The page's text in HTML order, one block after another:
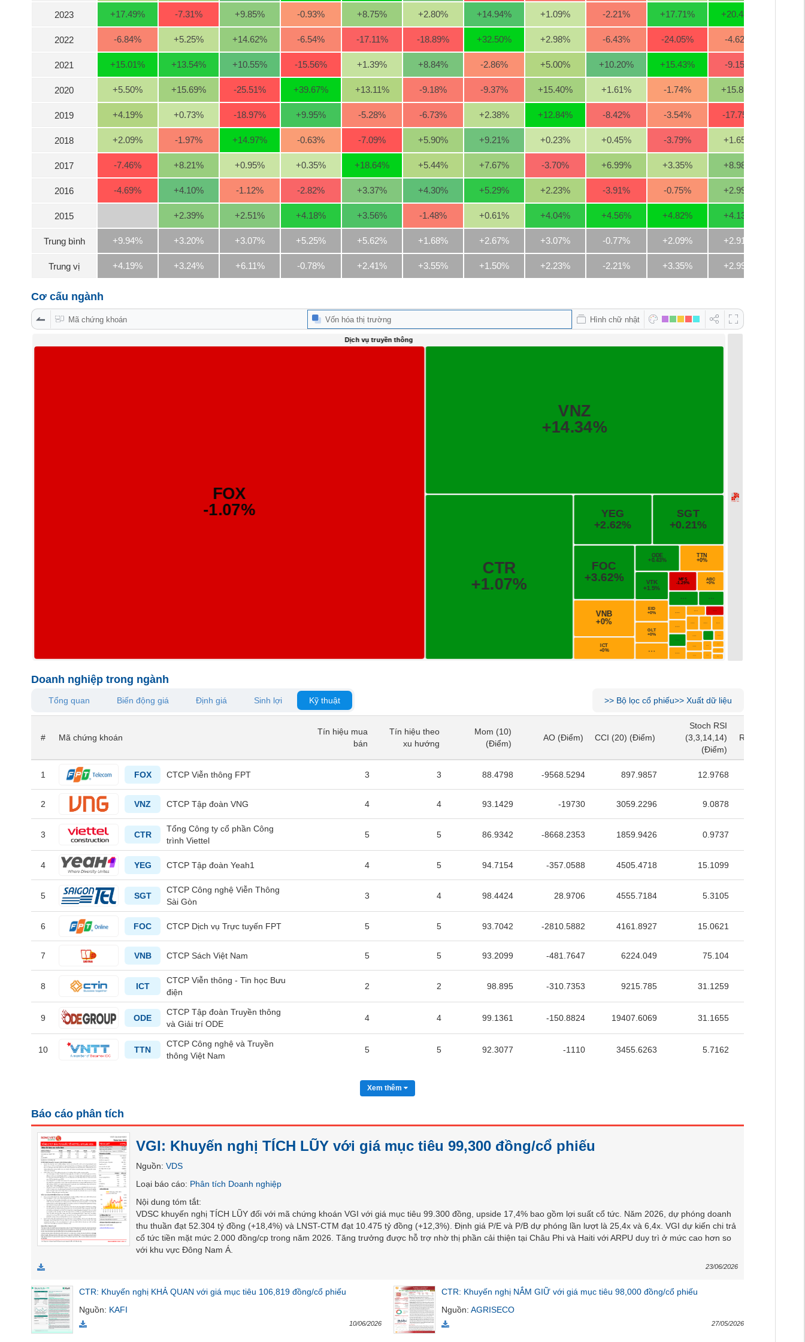
2023
2022
2021
2020
2019
2018
2017
2016
2015
Trung bình
Trung vị
+17.49% -7.31% +9.85% -0.93% +8.75% +2.80% +14.94% +1.09% -2.21% +17.71% +20.48
-6.84% +5.25% +14.62% -6.54% -17.11% -18.89% +32.50% +2.98% -6.43% -24.05% -4.62
+15.01% +13.54% +10.55% -15.56% +1.39% +8.84% -2.86% +5.00% +10.20% +15.43% -9.15
+5.50% +15.69% -25.51% +39.67% +13.11% -9.18% -9.37% +15.40% +1.61% -1.74% +15.86
+4.19% +0.73% -18.97% +9.95% -5.28% -6.73% +2.38% +12.84% -8.42% -3.54% -17.75
+2.09% -1.97% +14.97% -0.63% -7.09% +5.90% +9.21% +0.23% +0.45% -3.79% +1.65
-7.46% +8.21% +0.95% +0.35% +18.64% +5.44% +7.67% -3.70% +6.99% +3.35% +8.98
-4.69% +4.10% -1.12% -2.82% +3.37% +4.30% +5.29% +2.23% -3.91% -0.75% +2.99
+2.39% +2.51% +4.18% +3.56% -1.48% +0.61% +4.04% +4.56% +4.82% +4.13
+9.94% +3.20% +3.07% +5.25% +5.62% +1.68% +2.67% +3.07% -0.77% +2.09% +2.91%
+4.19% +3.24% +6.11% -0.78% +2.41% +3.55% +1.50% +2.23% -2.21% +3.35% +2.99%
Cơ cấu ngành
Mã chứng khoán Vốn hóa thị trường Hình chữ nhật
Doanh nghiệp trong ngành
Tổng quan Biến động giá Định giá Sinh lợi Kỹ thuật >> Bộ lọc cổ phiếu>> Xuất dữ liệu
Tín hiệu mua
bán
Tín hiệu theo
xu hướng
Mom (10)
(Điểm)
AO (Điểm) CCI (20) (Điểm)
Stoch RSI
(3,3,14,14)
(Điểm)
RSI (14)
# Mã chứng khoán
Tín hiệu mua
bán
Tín hiệu theo
xu hướng
Mom (10)
(Điểm)
AO (Điểm) CCI (20) (Điểm)
Stoch RSI
(3,3,14,14)
(Điểm)
RSI (14)
1 FOX CTCP Viễn thông FPT 3 3 88.4798 -9568.5294 897.9857 12.9768
2 VNZ CTCP Tập đoàn VNG 4 4 93.1429 -19730 3059.2296 9.0878
3 CTR
Tổng Công ty cổ phần Công
trình Viettel
5 5 86.9342 -8668.2353 1859.9426 0.9737
4 YEG CTCP Tập đoàn Yeah1 4 5 94.7154 -357.0588 4505.4718 15.1099
5 SGT
CTCP Công nghệ Viễn Thông
Sài Gòn
3 4 98.4424 28.9706 4555.7184 5.3105
6 FOC CTCP Dịch vụ Trực tuyến FPT 5 5 93.7042 -2810.5882 4161.8927 15.0621
7 VNB CTCP Sách Việt Nam 5 5 93.2099 -481.7647 6224.049 75.104
8 ICT
CTCP Viễn thông - Tin học Bưu
điện
2 2 98.895 -310.7353 9215.785 31.1259
9 ODE
CTCP Tập đoàn Truyền thông
và Giải trí ODE
4 4 99.1361 -150.8824 19407.6069 31.1655
10 TTN
CTCP Công nghệ và Truyền
thông Việt Nam
5 5 92.3077 -1110 3455.6263 5.7162
Xem thêm
Báo cáo phân tích
VGI: Khuyến nghị TÍCH LŨY với giá mục tiêu 99,300 đồng/cổ phiếu
Nguồn:VDS
Loại báo cáo: Phân tích Doanh nghiệp
Nội dung tóm tắt:
VDSC khuyến nghị TÍCH LŨY đối với mã chứng khoán VGI với giá mục tiêu 99.300 đồng, upside 17,4% bao gồm lợi suất cổ tức. Năm 2026, dự phóng doanh
thu thuần đạt 52.304 tỷ đồng (+18,4%) và LNST-CTM đạt 10.475 tỷ đồng (+12,3%). Định giá P/E và P/B dự phóng lần lượt là 25,4x và 6,4x. VGI dự kiến chi trả
cổ tức tiền mặt mức 2.000 đồng/cp trong năm 2026. Tăng trưởng được hỗ trợ nhờ thị phần cải thiện tại Châu Phi và Haiti với ARPU duy trì ở mức cao hơn so
với khu vực Đông Nam Á.
23/06/2026
CTR: Khuyến nghị KHẢ QUAN với giá mục tiêu 106,819 đồng/cổ phiếu
Nguồn: KAFI
10/06/2026
CTR: Khuyến nghị NẮM GIỮ với giá mục tiêu 98,000 đồng/cổ phiếu
Nguồn: AGRISECO
27/05/2026
NGÀNH
DOANH
PHIẾU
CÔNG
ĐẦU
NGUYÊN
VẬT
CÔNG
NGHIỆP
TIÊU
THIẾT
YẾU
TIÊU
DÙNG
KHỎE
CHÍNH
CÔNG
THÔNG